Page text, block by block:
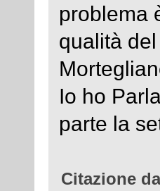
problema
qualità
Io ho
parte la
Citazione